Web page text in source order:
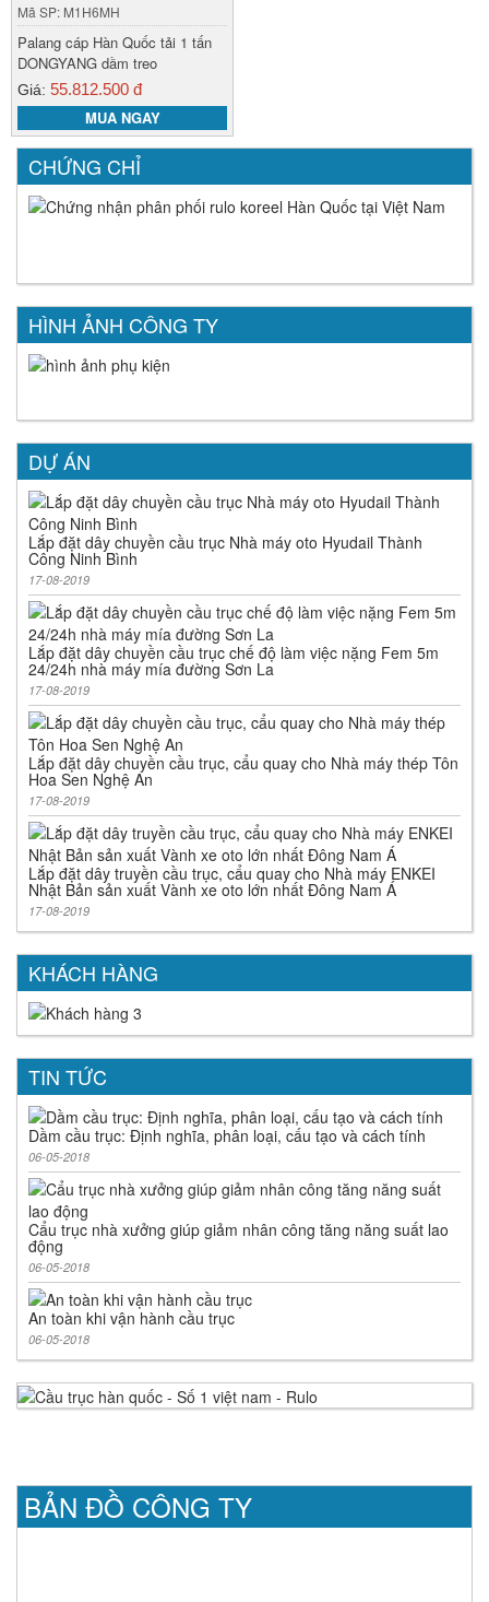
Mã SP: M1H6MH
Palang cáp Hàn Quốc tải 1 tấn
DONGYANG dầm treo
Giá: 55.812.500 đ
MUA NGAY
CHỨNG CHỈ
HÌNH ẢNH CÔNG TY
DỰ ÁN
Lắp đặt dây chuyền cầu trục Nhà máy oto Hyudail Thành
Công Ninh Bình
17-08-2019
Lắp đặt dây chuyền cầu trục chế độ làm việc nặng Fem 5m
24/24h nhà máy mía đường Sơn La
17-08-2019
Lắp đặt dây chuyền cầu trục, cẩu quay cho Nhà máy thép Tôn
Hoa Sen Nghệ An
17-08-2019
Lắp đặt dây truyền cầu trục, cẩu quay cho Nhà máy ENKEI
Nhật Bản sản xuất Vành xe oto lớn nhất Đông Nam Á
17-08-2019
KHÁCH HÀNG
TIN TỨC
Dầm cầu trục: Định nghĩa, phân loại, cấu tạo và cách tính
06-05-2018
Cẩu trục nhà xưởng giúp giảm nhân công tăng năng suất lao
động
06-05-2018
An toàn khi vận hành cầu trục
06-05-2018
BẢN ĐỒ CÔNG TY